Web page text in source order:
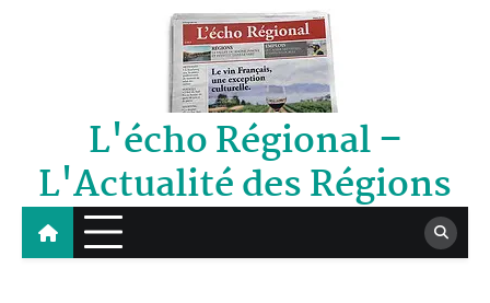
L'écho Régional –
L'Actualité des Régions